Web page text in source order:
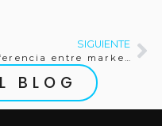
SIGUIENTE
Diferencia entre marketing y publicidad: Perspectiva estratégica para marcas que quieren escalar
BLOG